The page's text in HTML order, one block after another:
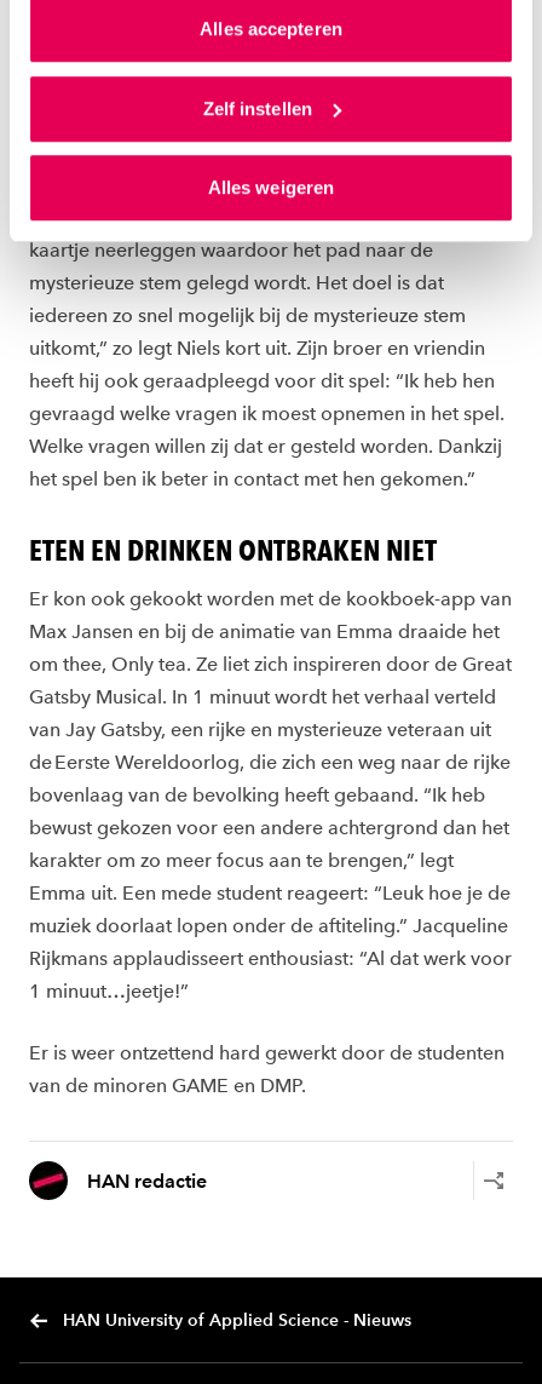
van jouw internetgedrag.
Als je op ‘Alles accepteren’ klikt dan geef je ons
toestemming om cookies voor social media en
gepersonaliseerde advertenties te plaatsen. Lees
cookiestatement. Via ‘Zelf instellen’ kun je ook zelf
instellen welke cookies we plaatsen. Je kunt je
toestemming altijd wijzigen of intrekken via
onscookiestatement .
Alles accepteren
Zelf instellen
Alles weigeren
spectrum hebben. Met zijn gezelschapsspel Just Talk
en zijn of haar naasten dichter bij elkaar. “Het idee is
dat de mysterieuze stem, dat is iemand met autisme,
een kaart trekt waarop een vraag staat. Hij of zij schrijft
zijn antwoord op, de medespelers doen dit ook. Wie
heeft het juiste antwoord gegeven? Diegene mag een
kaartje neerleggen waardoor het pad naar de
mysterieuze stem gelegd wordt. Het doel is dat
iedereen zo snel mogelijk bij de mysterieuze stem
uitkomt,” zo legt Niels kort uit. Zijn broer en vriendin
heeft hij ook geraadpleegd voor dit spel: “Ik heb hen
gevraagd welke vragen ik moest opnemen in het spel.
Welke vragen willen zij dat er gesteld worden. Dankzij
het spel ben ik beter in contact met hen gekomen.”
ETEN EN DRINKEN ONTBRAKEN NIET
Er kon ook gekookt worden met de kookboek-app van
Max Jansen en bij de animatie van Emma draaide het
om thee, Only tea. Ze liet zich inspireren door de Great
Gatsby Musical. In 1 minuut wordt het verhaal verteld
van Jay Gatsby, een rijke en mysterieuze veteraan uit
de Eerste Wereldoorlog, die zich een weg naar de rijke
bovenlaag van de bevolking heeft gebaand. “Ik heb
bewust gekozen voor een andere achtergrond dan het
karakter om zo meer focus aan te brengen,” legt
Emma uit. Een mede student reageert: “Leuk hoe je de
muziek doorlaat lopen onder de aftiteling.” Jacqueline
Rijkmans applaudisseert enthousiast: “Al dat werk voor
1 minuut…jeetje!”
Er is weer ontzettend hard gewerkt door de studenten
van de minoren GAME en DMP.
HAN redactie
HAN University of Applied Science - Nieuws